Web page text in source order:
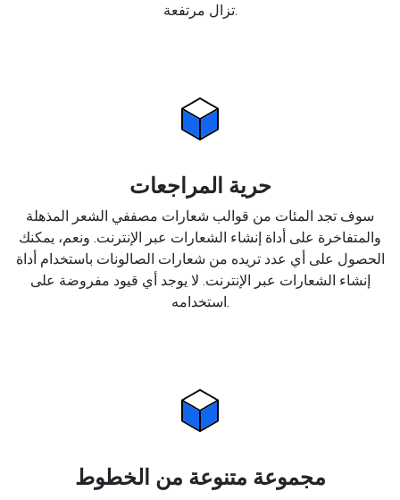
تزال مرتفعة.
حرية المراجعات
سوف تجد المئات من قوالب شعارات مصففي الشعر المذهلة
والمتفاخرة على أداة إنشاء الشعارات عبر الإنترنت. ونعم، يمكنك
الحصول على أي عدد تريده من شعارات الصالونات باستخدام أداة
إنشاء الشعارات عبر الإنترنت. لا يوجد أي قيود مفروضة على
استخدامه.
مجموعة متنوعة من الخطوط